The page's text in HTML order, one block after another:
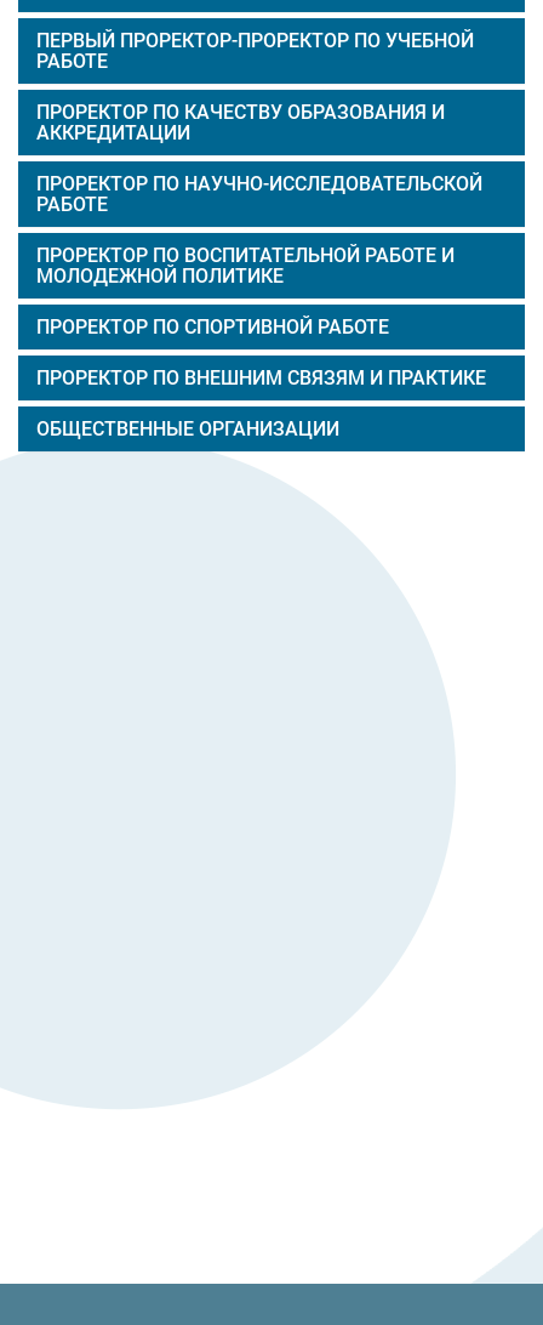
ПЕРВЫЙ ПРОРЕКТОР-ПРОРЕКТОР ПО УЧЕБНОЙ
РАБОТЕ
ПРОРЕКТОР ПО КАЧЕСТВУ ОБРАЗОВАНИЯ И
АККРЕДИТАЦИИ
ПРОРЕКТОР ПО НАУЧНО-ИССЛЕДОВАТЕЛЬСКОЙ
РАБОТЕ
ПРОРЕКТОР ПО ВОСПИТАТЕЛЬНОЙ РАБОТЕ И
МОЛОДЕЖНОЙ ПОЛИТИКЕ
ПРОРЕКТОР ПО СПОРТИВНОЙ РАБОТЕ
ПРОРЕКТОР ПО ВНЕШНИМ СВЯЗЯМ И ПРАКТИКЕ
ОБЩЕСТВЕННЫЕ ОРГАНИЗАЦИИ